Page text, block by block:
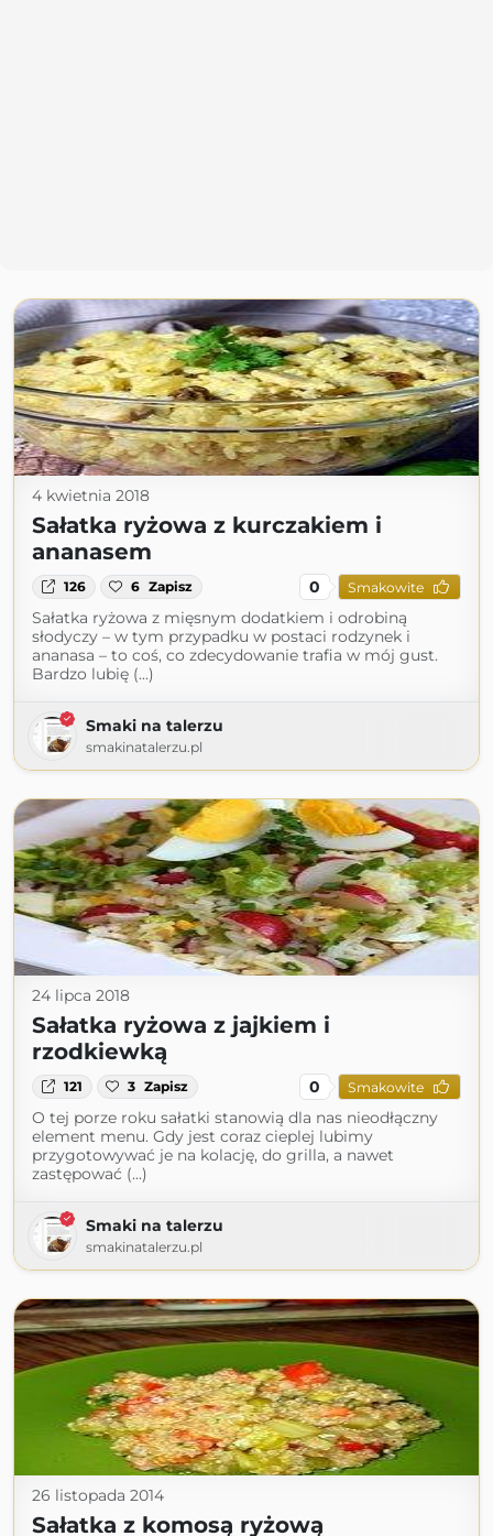
4 kwietnia 2018
Sałatka ryżowa z kurczakiem i
ananasem
126 6 Zapisz 0 Smakowite
Sałatka ryżowa z mięsnym dodatkiem i odrobiną
słodyczy – w tym przypadku w postaci rodzynek i
ananasa – to coś, co zdecydowanie trafia w mój gust.
Bardzo lubię (...)
Smaki na talerzu
smakinatalerzu.pl
24 lipca 2018
Sałatka ryżowa z jajkiem i
rzodkiewką
121 3 Zapisz 0 Smakowite
O tej porze roku sałatki stanowią dla nas nieodłączny
element menu. Gdy jest coraz cieplej lubimy
przygotowywać je na kolację, do grilla, a nawet
zastępować (...)
Smaki na talerzu
smakinatalerzu.pl
26 listopada 2014
Sałatka z komosą ryżową